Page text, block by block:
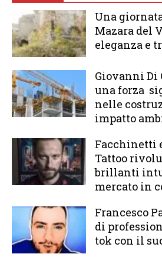
Una
Mazara del
eleganza e
Giovanni Di
una forza
nelle
impatto
Facchinetti
Tattoo
brillanti
mercato in
Francesco
di
tok con il